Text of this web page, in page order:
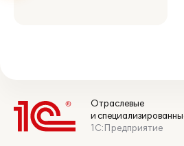
Отраслевые
и
1С:Предприятие